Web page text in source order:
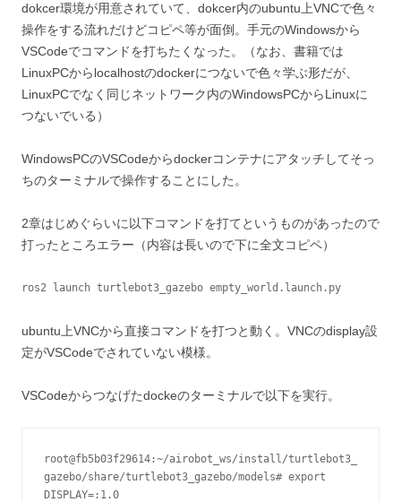
dokcer環境が用意されていて、dokcer内のubuntu上VNCで色々
操作をする流れだけどコピペ等が面倒。手元のWindowsから
VSCodeでコマンドを打ちたくなった。（なお、書籍では
LinuxPCからlocalhostのdockerにつないで色々学ぶ形だが、
LinuxPCでなく同じネットワーク内のWindowsPCからLinuxに
つないでいる）
WindowsPCのVSCodeからdockerコンテナにアタッチしてそっ
ちのターミナルで操作することにした。
2章はじめぐらいに以下コマンドを打てというものがあったので
打ったところエラー（内容は長いので下に全文コピペ）
ros2 launch turtlebot3_gazebo empty_world.launch.py
ubuntu上VNCから直接コマンドを打つと動く。VNCのdisplay設
定がVSCodeでされていない模様。
VSCodeからつなげたdockeのターミナルで以下を実行。
root@fb5b03f29614:~/airobot_ws/install/turtlebot3_
gazebo/share/turtlebot3_gazebo/models# export
DISPLAY=:1.0